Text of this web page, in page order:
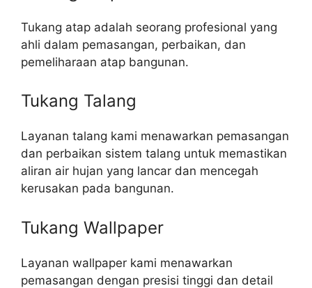
Tukang atap adalah seorang profesional yang
ahli dalam pemasangan, perbaikan, dan
pemeliharaan atap bangunan.
Tukang Talang
Layanan talang kami menawarkan pemasangan
dan perbaikan sistem talang untuk memastikan
aliran air hujan yang lancar dan mencegah
kerusakan pada bangunan.
Tukang Wallpaper
Layanan wallpaper kami menawarkan
pemasangan dengan presisi tinggi dan detail